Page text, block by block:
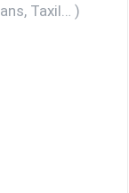
Taxil… )